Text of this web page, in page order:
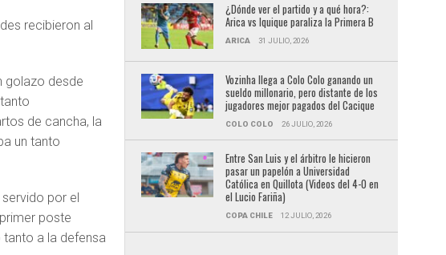
recibieron al
golazo desde
de cancha, la
un tanto
por el
poste
a la defensa
¿Dónde ver el partido y a qué hora?:
Arica vs Iquique paraliza la Primera B
ARICA 31 JULIO, 2026
Vozinha llega a Colo Colo ganando un
sueldo millonario, pero distante de los
jugadores mejor pagados del Cacique
COLO COLO 26 JULIO, 2026
Entre San Luis y el árbitro le hicieron
pasar un papelón a Universidad
Católica en Quillota (Videos del 4-0 en
el Lucio Fariña)
COPA CHILE 12 JULIO, 2026